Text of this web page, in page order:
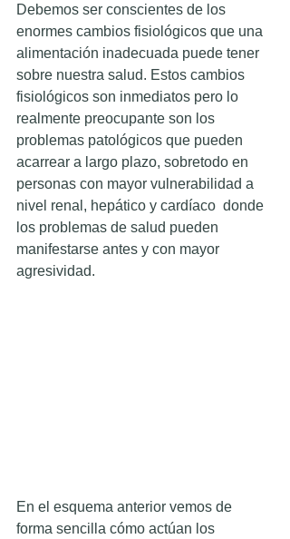
Debemos ser conscientes de los
enormes cambios fisiológicos que una
alimentación inadecuada puede tener
sobre nuestra salud. Estos cambios
fisiológicos son inmediatos pero lo
realmente preocupante son los
problemas patológicos que pueden
acarrear a largo plazo, sobretodo en
personas con mayor vulnerabilidad a
nivel renal, hepático y cardíaco  donde
los problemas de salud pueden
manifestarse antes y con mayor
agresividad.
En el esquema anterior vemos de
forma sencilla cómo actúan los